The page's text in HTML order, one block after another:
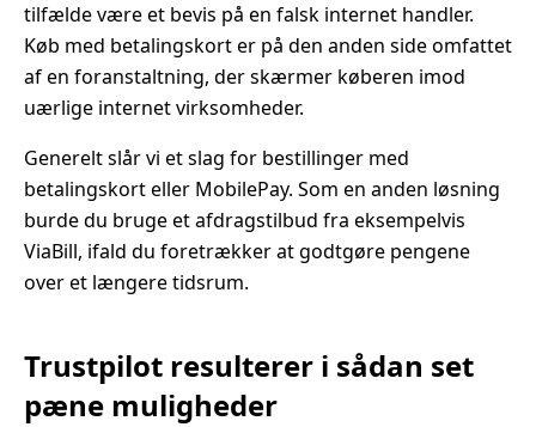
tilfælde være et bevis på en falsk internet handler.
Køb med betalingskort er på den anden side omfattet
af en foranstaltning, der skærmer køberen imod
uærlige internet virksomheder.
Generelt slår vi et slag for bestillinger med
betalingskort eller MobilePay. Som en anden løsning
burde du bruge et afdragstilbud fra eksempelvis
ViaBill, ifald du foretrækker at godtgøre pengene
over et længere tidsrum.
Trustpilot resulterer i sådan set
pæne muligheder